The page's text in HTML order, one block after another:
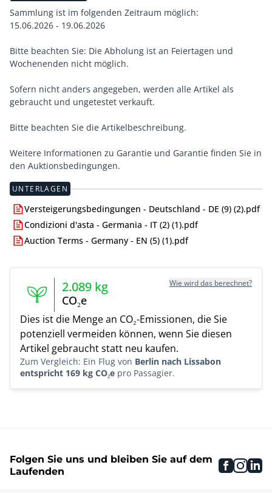
Sammlung ist im folgenden Zeitraum möglich:
15.06.2026 - 19.06.2026
Bitte beachten Sie: Die Abholung ist an Feiertagen und
Wochenenden nicht möglich.
Sofern nicht anders angegeben, werden alle Artikel als
gebraucht und ungetestet verkauft.
Bitte beachten Sie die Artikelbeschreibung.
Weitere Informationen zu Garantie und Garantie finden Sie in
den Auktionsbedingungen.
UNTERLAGEN
Versteigerungsbedingungen - Deutschland - DE (9) (2).pdf
Condizioni d'asta - Germania - IT (2) (1).pdf
Auction Terms - Germany - EN (5) (1).pdf
2.089 kg
CO₂e
Wie wird das berechnet?
Dies ist die Menge an CO₂-Emissionen, die Sie
potenziell vermeiden können, wenn Sie diesen
Artikel gebraucht statt neu kaufen.
Zum Vergleich: Ein Flug von Berlin nach Lissabon
entspricht 169 kg CO₂e pro Passagier.
Folgen Sie uns und bleiben Sie auf dem
Laufenden